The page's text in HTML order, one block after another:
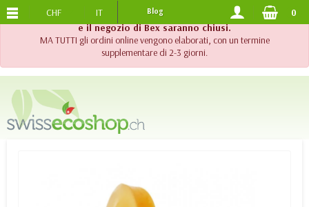
!! Importante !! Fino al 20 agosto 2026, l'assistenza telefonica
e il negozio di Bex saranno chiusi.
MA TUTTI gli ordini online vengono elaborati, con un termine
supplementare di 2-3 giorni.
SPEDIZIONE GRATUITADA 120.-
CHF IT Blog 0